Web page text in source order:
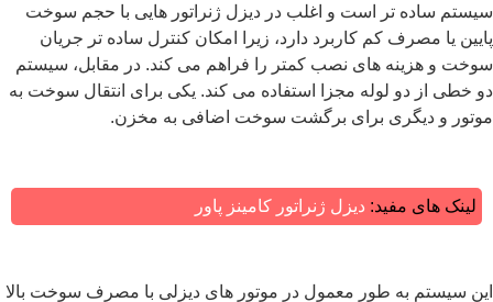
سیستم ساده ‌تر است و اغلب در دیزل ژنراتور هایی با حجم سوخت
پایین یا مصرف کم کاربرد دارد، زیرا امکان کنترل ساده‌ تر جریان
سوخت و هزینه ‌های نصب کمتر را فراهم می ‌کند. در مقابل، سیستم
دو ‌خطی از دو لوله مجزا استفاده می‌ کند. یکی برای انتقال سوخت به
موتور و دیگری برای برگشت سوخت اضافی به مخزن.
لینک های مفید: دیزل ژنراتور کامینز پاور
این سیستم به ‌طور معمول در موتور های دیزلی با مصرف سوخت بالا